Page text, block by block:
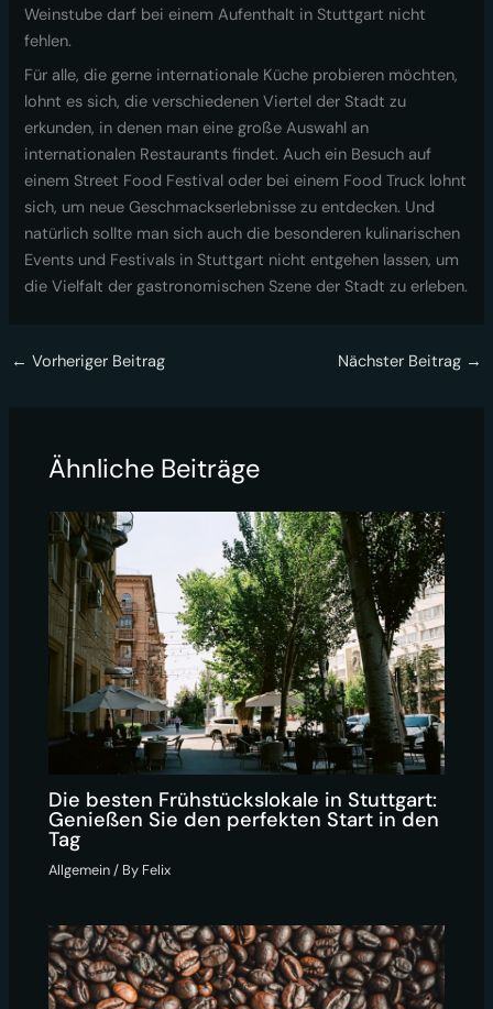
Weinstube darf bei einem Aufenthalt in Stuttgart nicht
fehlen.
Für alle, die gerne internationale Küche probieren möchten,
lohnt es sich, die verschiedenen Viertel der Stadt zu
erkunden, in denen man eine große Auswahl an
internationalen Restaurants findet. Auch ein Besuch auf
einem Street Food Festival oder bei einem Food Truck lohnt
sich, um neue Geschmackserlebnisse zu entdecken. Und
natürlich sollte man sich auch die besonderen kulinarischen
Events und Festivals in Stuttgart nicht entgehen lassen, um
die Vielfalt der gastronomischen Szene der Stadt zu erleben.
← Vorheriger Beitrag Nächster Beitrag →
Ähnliche Beiträge
Die besten Frühstückslokale in Stuttgart:
Genießen Sie den perfekten Start in den
Tag
Allgemein/ By Felix